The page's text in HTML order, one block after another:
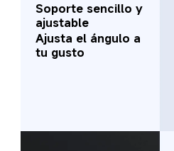
Soporte sencillo y
ajustable
Ajusta el ángulo a
tu gusto